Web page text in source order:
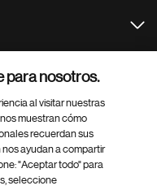
para nosotros.
al visitar nuestras
muestran cómo
recuerdan sus
ayudan a compartir
"Aceptar todo" para
seleccione